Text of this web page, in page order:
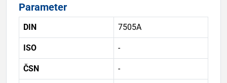
Parameter
DIN 7505A
ISO -
ČSN -